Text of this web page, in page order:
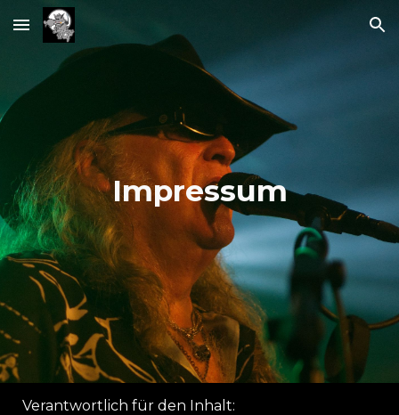
Skip to main content Skip to navigation
Impressum
Verantwortlich für den Inhalt: